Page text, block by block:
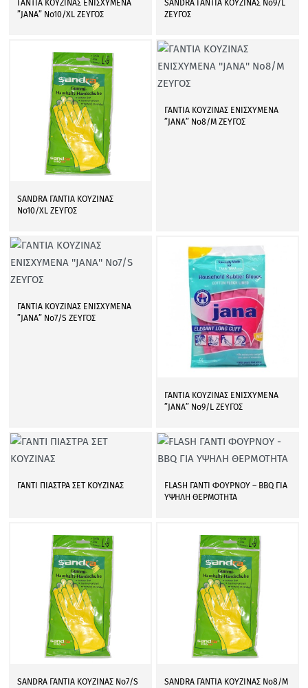
ΓΑΝΤΙΑ ΚΟΥΖΙΝΑΣ ΕΝΙΣΧΥΜΕΝΑ
”JANA” Νο10/XL ΖΕΥΓΟΣ
SANDRA ΓΑΝΤΙΑ ΚΟΥΖΙΝΑΣ Νο9/L
ΖΕΥΓΟΣ
SANDRA ΓΑΝΤΙΑ ΚΟΥΖΙΝΑΣ
Νο10/XL ΖΕΥΓΟΣ
ΓΑΝΤΙΑ ΚΟΥΖΙΝΑΣ ΕΝΙΣΧΥΜΕΝΑ
”JANA” Νο8/Μ ΖΕΥΓΟΣ
ΓΑΝΤΙΑ ΚΟΥΖΙΝΑΣ ΕΝΙΣΧΥΜΕΝΑ
”JANA” Νο7/S ΖΕΥΓΟΣ
ΓΑΝΤΙΑ ΚΟΥΖΙΝΑΣ ΕΝΙΣΧΥΜΕΝΑ
”JANA” No9/L ΖΕΥΓΟΣ
ΓΑΝΤΙ ΠΙΑΣΤΡΑ ΣΕΤ ΚΟΥΖΙΝΑΣ
FLASH ΓΑΝΤΙ ΦΟΥΡΝΟΥ – BBQ ΓΙΑ
ΥΨΗΛΗ ΘΕΡΜΟΤΗΤΑ
SANDRA ΓΑΝΤΙΑ ΚΟΥΖΙΝΑΣ Νο7/S
SANDRA ΓΑΝΤΙΑ ΚΟΥΖΙΝΑΣ Νο8/Μ